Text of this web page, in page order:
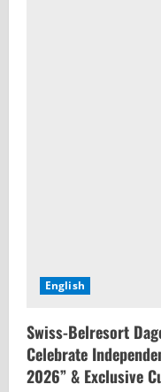
English
Swiss-Belresort
Celebrate
2026” & Exclusive